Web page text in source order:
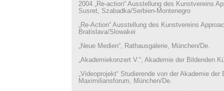
2004 „Re-action“ Ausstellung des Kunstvereins
Susret, Szabadka/Serbien-Montenegro
„Re-Action“ Ausstellung des Kunstvereins
Bratislava/Slowakei
„Neue Medien“, Rathausgalerie, München/De.
„Akademiekonzert V.“, Akademie der Bildenden
„Videoprojekt“ Studierende von der Akademie der
Maximiliansforum, München/De.